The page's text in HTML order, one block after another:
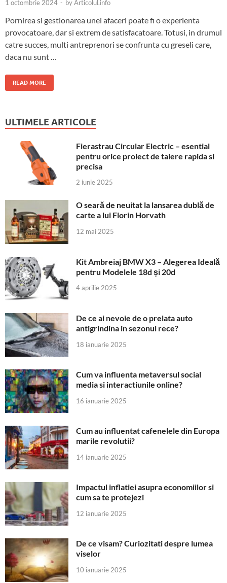
1 octombrie 2024 - byArticolul.info
Pornirea si gestionarea unei afaceri poate fi o experienta
provocatoare, dar si extrem de satisfacatoare. Totusi, in drumul
catre succes, multi antreprenori se confrunta cu greseli care,
daca nu sunt …
READ MORE
ULTIMELE ARTICOLE
Fierastrau Circular Electric – esential
pentru orice proiect de taiere rapida si
precisa
2 iunie 2025
O seară de neuitat la lansarea dublă de
carte a lui Florin Horvath
12 mai 2025
Kit Ambreiaj BMW X3 – Alegerea Ideală
pentru Modelele 18d și 20d
4 aprilie 2025
De ce ai nevoie de o prelata auto
antigrindina in sezonul rece?
18 ianuarie 2025
Cum va influenta metaversul social
media si interactiunile online?
16 ianuarie 2025
Cum au influentat cafenelele din Europa
marile revolutii?
14 ianuarie 2025
Impactul inflatiei asupra economiilor si
cum sa te protejezi
12 ianuarie 2025
De ce visam? Curiozitati despre lumea
viselor
10 ianuarie 2025